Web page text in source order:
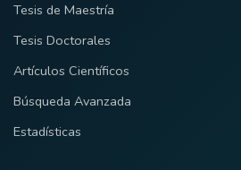
Tesis de Maestría
Tesis Doctorales
Artículos Científicos
Búsqueda Avanzada
Estadísticas